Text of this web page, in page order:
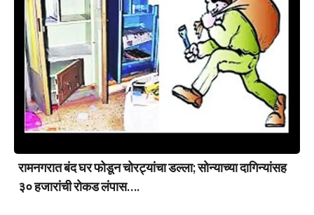
रामनगरात बंद घर फोडून चोरट्यांचा डल्ला; सोन्याच्या दागिन्यांसह
३० हजारांची रोकड लंपास….